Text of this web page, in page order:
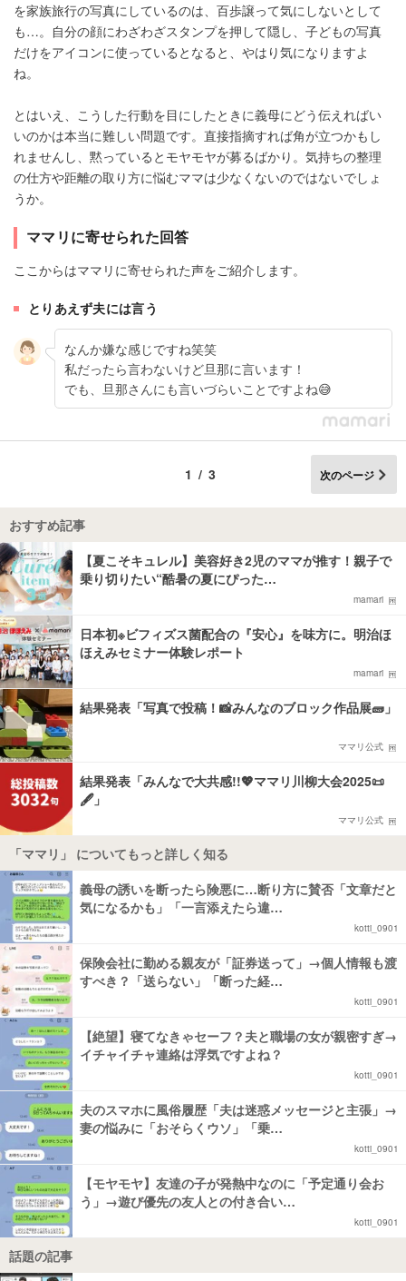
を家族旅行の写真にしているのは、百歩譲って気にしないとして
も…。自分の顔にわざわざスタンプを押して隠し、子どもの写真
だけをアイコンに使っているとなると、やはり気になりますよ
ね。
とはいえ、こうした行動を目にしたときに義母にどう伝えればい
いのかは本当に難しい問題です。直接指摘すれば角が立つかもし
れませんし、黙っているとモヤモヤが募るばかり。気持ちの整理
の仕方や距離の取り方に悩むママは少なくないのではないでしょ
うか。
ママリに寄せられた回答
ここからはママリに寄せられた声をご紹介します。
とりあえず夫には言う
なんか嫌な感じですね笑笑
私だったら言わないけど旦那に言います！
でも、旦那さんにも言いづらいことですよね😅
1/3 次のページ
おすすめ記事
【夏こそキュレル】美容好き2児のママが推す！親子で
乗り切りたい“酷暑の夏にぴった…
mamari
日本初※ビフィズス菌配合の『安心』を味方に。明治ほ
ほえみセミナー体験レポート
mamari
結果発表「写真で投稿！📸みんなのブロック作品展🧱」
ママリ公式
結果発表「みんなで大共感!!💖ママリ川柳大会2025📜
🖋️」
ママリ公式
「ママリ」 についてもっと詳しく知る
義母の誘いを断ったら険悪に…断り方に賛否「文章だと
気になるかも」「一言添えたら違…
kotti_0901
保険会社に勤める親友が「証券送って」→個人情報も渡
すべき？「送らない」「断った経…
kotti_0901
【絶望】寝てなきゃセーフ？夫と職場の女が親密すぎ→
イチャイチャ連絡は浮気ですよね？
kotti_0901
夫のスマホに風俗履歴「夫は迷惑メッセージと主張」→
妻の悩みに「おそらくウソ」「乗…
kotti_0901
【モヤモヤ】友達の子が発熱中なのに「予定通り会お
う」→遊び優先の友人との付き合い…
kotti_0901
話題の記事